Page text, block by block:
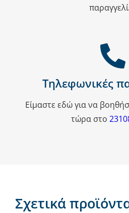
Τηλεφωνικές
Είμαστε εδώ για να
τώρα στο
Σχετικά